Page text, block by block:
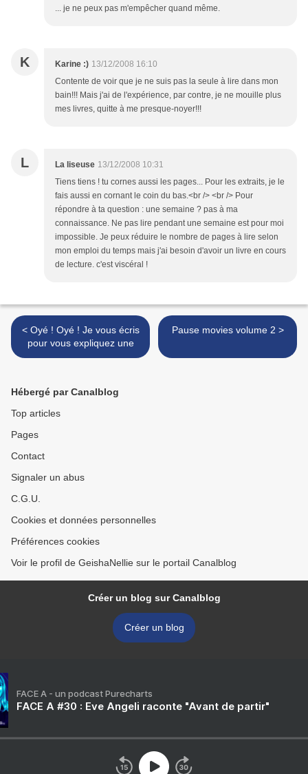
... je ne peux pas m'empêcher quand même.
K Karine :) 13/12/2008 16:10
Contente de voir que je ne suis pas la seule à lire dans mon
bain!!! Mais j'ai de l'expérience, par contre, je ne mouille plus
mes livres, quitte à me presque-noyer!!!
L La liseuse 13/12/2008 10:31
Tiens tiens ! tu cornes aussi les pages... Pour les extraits, je le
fais aussi en cornant le coin du bas.<br /> <br /> Pour
répondre à ta question : une semaine ? pas à ma
connaissance. Ne pas lire pendant une semaine est pour moi
impossible. Je peux réduire le nombre de pages à lire selon
mon emploi du temps mais j'ai besoin d'avoir un livre en cours
de lecture. c'est viscéral !
< Oyé ! Oyé ! Je vous écris
pour vous expliquez une
Pause movies volume 2 >
Hébergé par Canalblog
Top articles
Pages
Contact
Signaler un abus
C.G.U.
Cookies et données personnelles
Préférences cookies
Voir le profil de GeishaNellie sur le portail Canalblog
Créer un blog sur Canalblog
Créer un blog
FACE A - un podcast Purecharts
FACE A #30 : Eve Angeli raconte "Avant de partir"